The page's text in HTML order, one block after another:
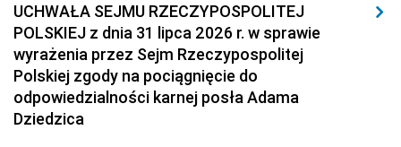
UCHWAŁA SEJMU RZECZYPOSPOLITEJ
POLSKIEJ z dnia 31 lipca 2026 r. w sprawie
wyrażenia przez Sejm Rzeczypospolitej
Polskiej zgody na pociągnięcie do
odpowiedzialności karnej posła Adama
Dziedzica